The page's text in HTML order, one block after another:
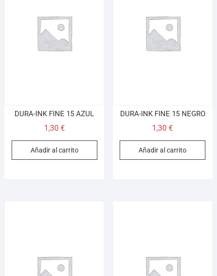
DURA-INK FINE 15 AZUL
1,30 €
Añadir al carrito
DURA-INK FINE 15 NEGRO
1,30€
Añadir al carrito